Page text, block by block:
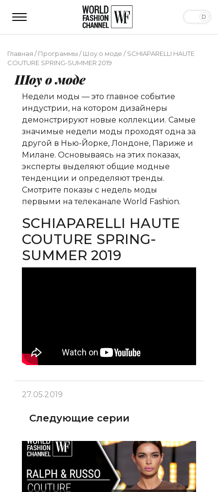
Главная /Программы /Шоу о моде /SCHIAPARELLI HAUTE
COUTURE SPRING-SUMMER 2019
Шоу о моде
Недели моды — это главное событие
индустрии, на котором дизайнеры
демонстрируют новые коллекции. Самые
значимые недели моды проходят одна за
другой в Нью-Йорке, Лондоне, Париже и
Милане. Основываясь на этих показах,
эксперты выделяют общие модные
тенденции и определяют тренды.
Смотрите показы с недель моды
первыми на телеканале World Fashion.
SCHIAPARELLI HAUTE
COUTURE SPRING-
SUMMER 2019
27.05.2019
Следующие серии